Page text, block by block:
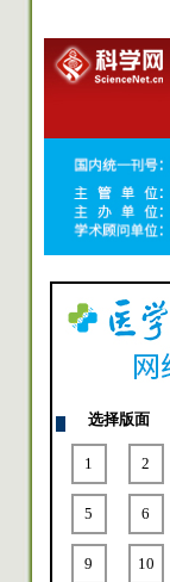
选择版面
1 2
5 6
9 10